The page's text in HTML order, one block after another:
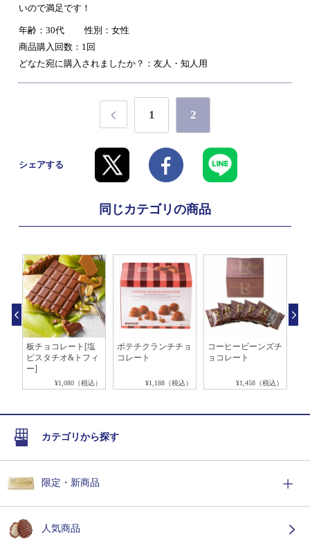
いので満足です！
年齢：30代
性別：女性
商品購入回数：1回
どなた宛に購入されましたか？：友人・知人用
1 2
シェアする
同じカテゴリの商品
板チョコレート[塩
ピスタチオ&トフィ
ー]
¥1,080（税込）
ポテチクランチチョ
コレート
¥1,188（税込）
コーヒービーンズチ
ョコレート
¥1,458（税込）
カテゴリから探す
限定・新商品
人気商品